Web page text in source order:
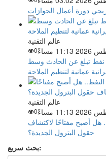
دورة أعمال الجوازات
عالم التقنية
0
نفط تبلغ عن الحادث وسط
عمانية لتنظيم الملاحة
عالم التقنية
0
هل أصبح مفتاحًا لاكتشاف
حقول البترول الجديدة؟
بحث سريع: